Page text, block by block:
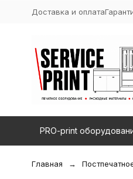
Доставка и оплата
PRO-print
Главная